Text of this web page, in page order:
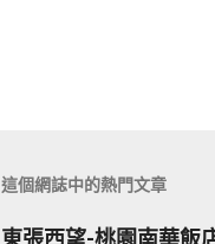
這個網誌中的熱門文章
東張西望-桃園南華飯